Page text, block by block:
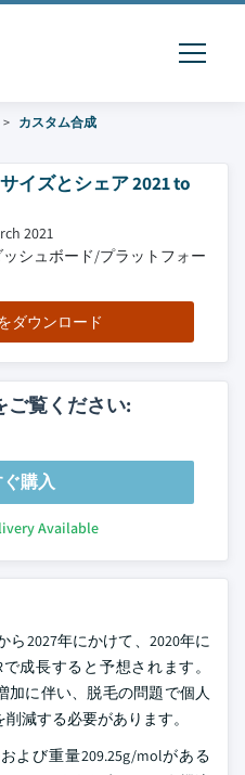
カスタム合成
イズとシェア 2021 to
2021
シュボード/プラットフォー
ダウンロード
ご覧ください:
購入
Available
ら2027年にかけて、2020年に
成長すると予想されます。
加に伴い、脱毛の問題で個人
減する必要があります。
よび重量209.25g/molがある